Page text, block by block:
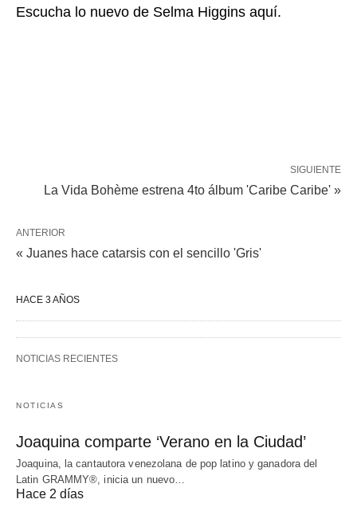
Escucha lo nuevo de Selma Higgins aquí.
SIGUIENTE
La Vida Bohème estrena 4to álbum 'Caribe Caribe' »
ANTERIOR
« Juanes hace catarsis con el sencillo 'Gris'
HACE 3 AÑOS
NOTICIAS RECIENTES
NOTICIAS
Joaquina comparte ‘Verano en la Ciudad’
Joaquina, la cantautora venezolana de pop latino y ganadora del
Latin GRAMMY®, inicia un nuevo…
Hace 2 días